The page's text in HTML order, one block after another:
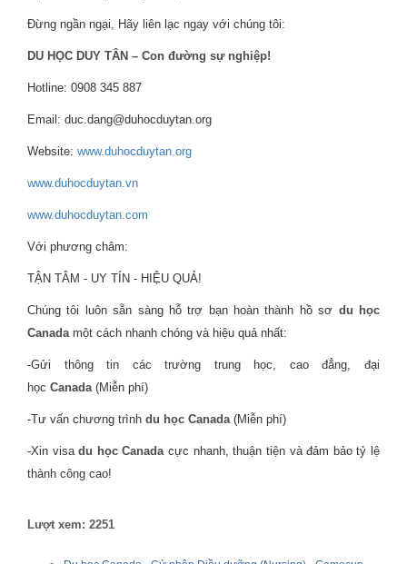
Đừng ngần ngại, Hãy liên lạc ngay với chúng tôi:
DU HỌC DUY TÂN – Con đường sự nghiệp!
Hotline: 0908 345 887
Email: duc.dang@duhocduytan.org
Website: www.duhocduytan.org
www.duhocduytan.vn
www.duhocduytan.com
Với phương châm:
TẬN TÂM - UY TÍN - HIỆU QUẢ!
Chúng tôi luôn sẵn sàng hỗ trợ bạn hoàn thành hồ sơ du học
Canada một cách nhanh chóng và hiệu quả nhất:
-Gửi thông tin các trường trung học, cao đẳng, đại
học Canada (Miễn phí)
-Tư vấn chương trình du học Canada (Miễn phí)
-Xin visadu học Canada cực nhanh, thuận tiện và đảm bảo tỷ lệ
thành công cao!
Lượt xem: 2251